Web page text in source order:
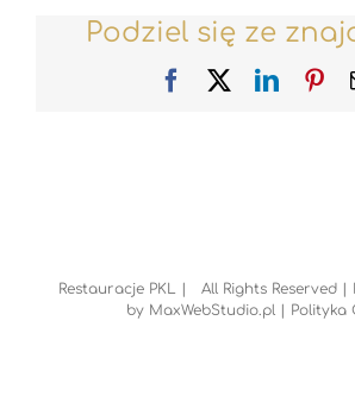
Podziel się ze
Facebook
Restauracje PKL | All Rights Reserved |
by MaxWebStudio.pl| Polityka